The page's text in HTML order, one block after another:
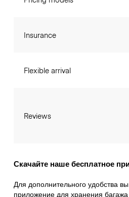
Insurance
Flexible arrival
Reviews
Скачайте наше бесплатное
Для дополнительного удобства
приложение для хранения